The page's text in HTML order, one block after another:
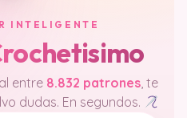
INTELIGENTE
entre 8.832 patrones, te
dudas. En segundos.